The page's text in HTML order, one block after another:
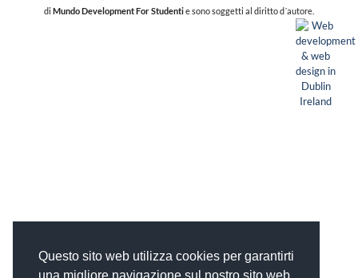
Questo sito web utilizza cookies per garantirti
di Mundo Development For Studentie sono soggetti al diritto d´autore.